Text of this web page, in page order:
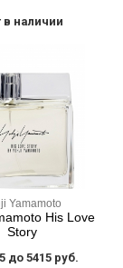
в наличии
Yamamoto
His Love
Story
до 5415 руб.